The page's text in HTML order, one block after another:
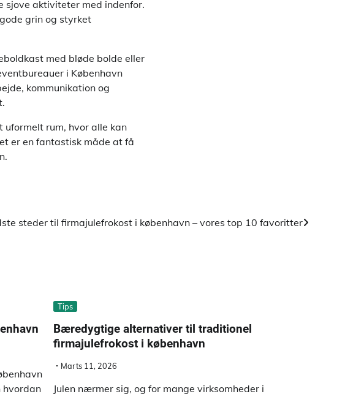
sjove aktiviteter med indenfor.
grin og styrket
med bløde bolde eller
i København
kommunikation og
uformelt rum, hvor alle kan
er en fantastisk måde at få
steder til firmajulefrokost i københavn – vores top 10 favoritter
hvordan
Tips
Bæredygtige alternativer til traditionel
firmajulefrokost i københavn
Marts 11, 2026
Julen nærmer sig, og for mange virksomheder i